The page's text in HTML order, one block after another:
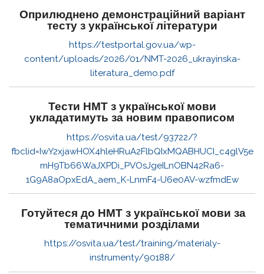
Оприлюднено демонстраційний варіант
тесту з української літератури
https://testportal.gov.ua/wp-
content/uploads/2026/01/NMT-2026_ukrayinska-
literatura_demo.pdf
Тести НМТ з української мови
укладатимуть за новим правописом
https://osvita.ua/test/93722/?
fbclid=IwY2xjawHOX4hleHRuA2FlbQIxMQABHUCI_c4glV5e
mH9Tb66WaJXPDi_PVOsJgeILnOBN42Ra6-
1G9A8aOpxEdA_aem_K-LnmF4-U6e0AV-wzfmdEw
Готуйтеся до НМТ з української мови за
тематичними розділами
https://osvita.ua/test/training/materialy-
instrumenty/90188/